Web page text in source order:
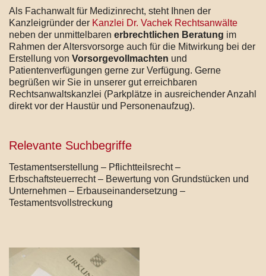
Als Fachanwalt für Medizinrecht, steht Ihnen der
Kanzleigründer der Kanzlei Dr. Vachek Rechtsanwälte
neben der unmittelbaren erbrechtlichen Beratung im
Rahmen der Altersvorsorge auch für die Mitwirkung bei der
Erstellung von Vorsorgevollmachten und
Patientenverfügungen gerne zur Verfügung. Gerne
begrüßen wir Sie in unserer gut erreichbaren
Rechtsanwaltskanzlei (Parkplätze in ausreichender Anzahl
direkt vor der Haustür und Personenaufzug).
Relevante Suchbegriffe
Testamentserstellung – Pflichtteilsrecht –
Erbschaftsteuerrecht – Bewertung von Grundstücken und
Unternehmen – Erbauseinandersetzung –
Testamentsvollstreckung